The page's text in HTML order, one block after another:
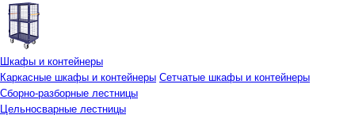
Шкафы и контейнеры
Каркасные шкафы и контейнеры Сетчатые шкафы и контейнеры
Сборно-разборные лестницы
Цельносварные лестницы